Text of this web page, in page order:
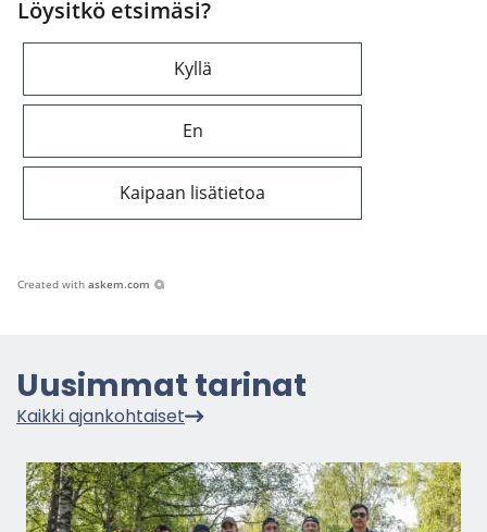
Löysitkö etsimäsi?
Kyllä
En
Kaipaan lisätietoa
Created with askem.com
Uusim­mat ta­ri­nat
Kaik­ki ajan­koh­tai­set